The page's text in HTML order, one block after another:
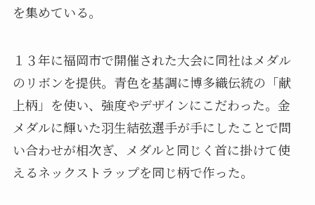
を集めている。
１３年に福岡市で開催された大会に同社はメダル
のリボンを提供。青色を基調に博多織伝統の「献
上柄」を使い、強度やデザインにこだわった。金
メダルに輝いた羽生結弦選手が手にしたことで問
い合わせが相次ぎ、メダルと同じく首に掛けて使
えるネックストラップを同じ柄で作った。